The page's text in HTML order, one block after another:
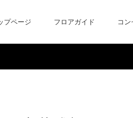
プページ フロアガイド コ